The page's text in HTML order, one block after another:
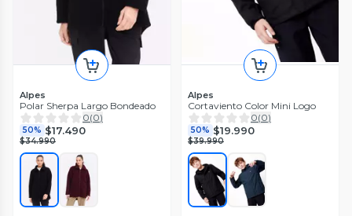
Alpes
Polar Sherpa Largo Bondeado
0(0)
50% $17.490
$34.990
Alpes
Cortaviento Color Mini Logo
0(0)
50% $19.990
$39.990